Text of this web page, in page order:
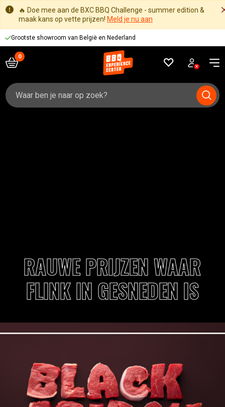
🔥 Doe mee aan de BXC BBQ Challenge - summer edition &
maak kans op vette prijzen! Meld je nu aan
Grootste showroom van België en Nederland
Zoeken
naar:
RAUWE PRIJZEN WAAR
FLINK IN GESNEDEN IS
15% KORTING OP
ALLE
ACCESSOIRES